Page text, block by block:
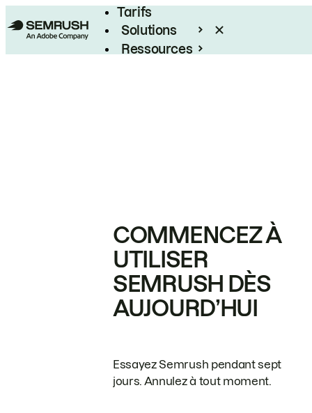
Tarifs
Solutions
Ressources
COMMENCEZ À
UTILISER
SEMRUSH DÈS
AUJOURD’HUI
Essayez Semrush pendant sept
jours. Annulez à tout moment.